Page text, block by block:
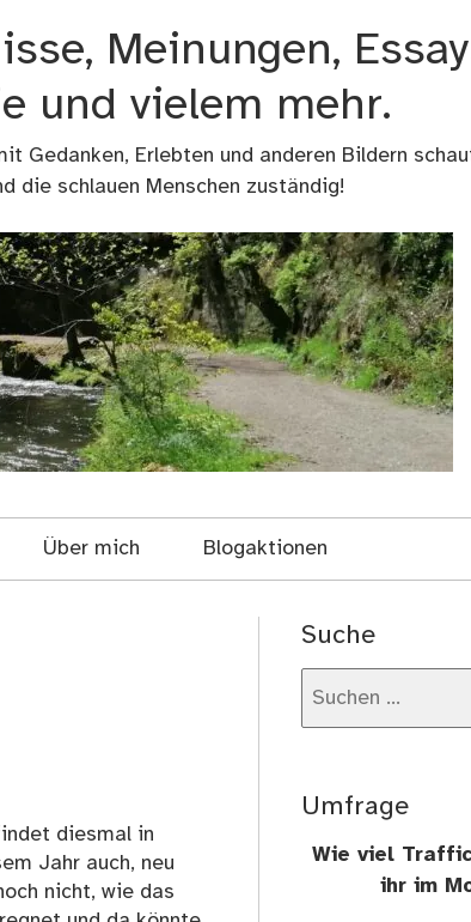
Meinungen,
und vielem mehr.
Gedanken, Erlebten und anderen Bildern
die schlauen Menschen zuständig!
Über mich Blogaktionen
diesmal in
Jahr auch, neu
nicht, wie das
Suche
Umfrage
Wie viel
ihr im